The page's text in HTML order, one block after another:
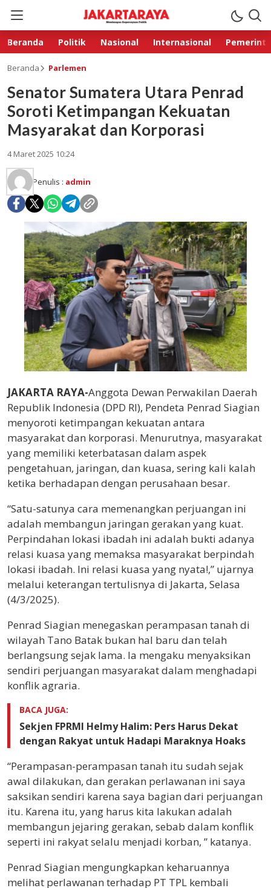
Beranda Politik Nasional Internasional
Beranda Parlemen
Senator Sumatera Utara Penrad
Soroti Ketimpangan Kekuatan
Masyarakat dan Korporasi
4 Maret 2025 10:24
Penulis : admin
JAKARTA RAYA-Anggota Dewan Perwakilan Daerah
Republik Indonesia (DPD RI), Pendeta Penrad Siagian
menyoroti ketimpangan kekuatan antara
masyarakat dan korporasi. Menurutnya, masyarakat
yang memiliki keterbatasan dalam aspek
pengetahuan, jaringan, dan kuasa, sering kali kalah
ketika berhadapan dengan perusahaan besar.
“Satu-satunya cara memenangkan perjuangan ini
adalah membangun jaringan gerakan yang kuat.
Perpindahan lokasi ibadah ini adalah bukti adanya
relasi kuasa yang memaksa masyarakat berpindah
lokasi ibadah. Ini relasi kuasa yang nyata!,” ujarnya
melalui keterangan tertulisnya di Jakarta, Selasa
(4/3/2025).
Penrad Siagian menegaskan perampasan tanah di
wilayah Tano Batak bukan hal baru dan telah
berlangsung sejak lama. Ia mengaku menyaksikan
sendiri perjuangan masyarakat dalam menghadapi
konflik agraria.
BACA JUGA:
Sekjen FPRMI Helmy Halim: Pers Harus Dekat
dengan Rakyat untuk Hadapi Maraknya Hoaks
“Perampasan-perampasan tanah itu sudah sejak
awal dilakukan, dan gerakan perlawanan ini saya
saksikan sendiri karena saya bagian dari perjuangan
itu. Karena itu, yang harus kita lakukan adalah
membangun jejaring gerakan, sebab dalam konflik
seperti ini rakyat selalu menjadi korban, ” katanya.
Penrad Siagian mengungkapkan keharuannya
melihat perlawanan terhadap PT TPL kembali